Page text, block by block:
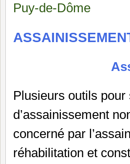
Puy-de-Dôme
Plusieurs outils
d’assainissement
concerné par
réhabilitation et